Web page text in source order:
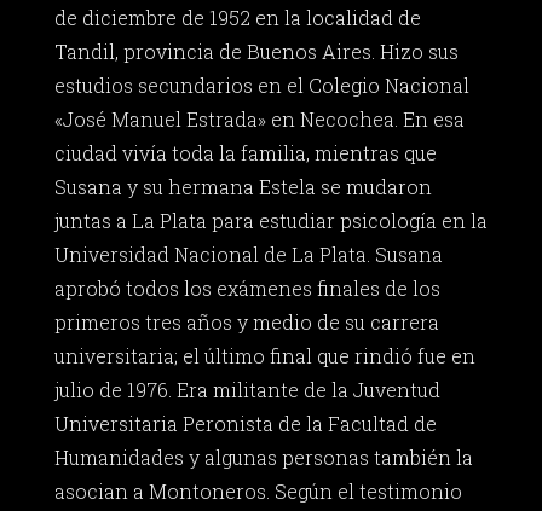
de diciembre de 1952 en la localidad de
Tandil, provincia de Buenos Aires. Hizo sus
estudios secundarios en el Colegio Nacional
«José Manuel Estrada» en Necochea. En esa
ciudad vivía toda la familia, mientras que
Susana y su hermana Estela se mudaron
juntas a La Plata para estudiar psicología en la
Universidad Nacional de La Plata. Susana
aprobó todos los exámenes finales de los
primeros tres años y medio de su carrera
universitaria; el último final que rindió fue en
julio de 1976. Era militante de la Juventud
Universitaria Peronista de la Facultad de
Humanidades y algunas personas también la
asocian a Montoneros. Según el testimonio